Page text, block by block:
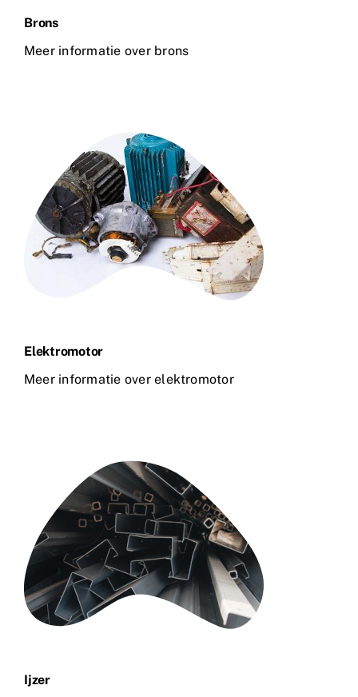
Brons
Meer informatie over brons
Elektromotor
Meer informatie over elektromotor
Ijzer